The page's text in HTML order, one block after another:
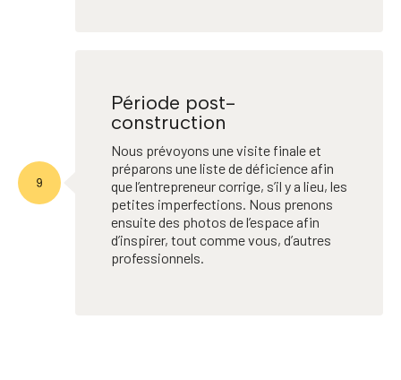
Période post-
construction
Nous prévoyons une visite finale et
préparons une liste de déficience afin
que l’entrepreneur corrige, s’il y a lieu, les
petites imperfections. Nous prenons
ensuite des photos de l’espace afin
d’inspirer, tout comme vous, d’autres
professionnels.